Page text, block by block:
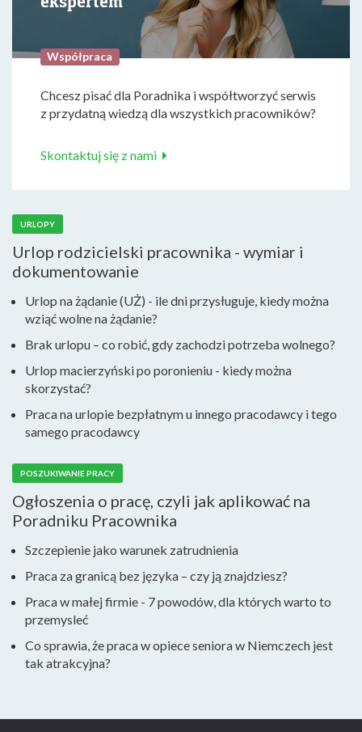
Współpraca
Chcesz pisać dla Poradnika i współtworzyć serwis
z przydatną wiedzą dla wszystkich pracowników?
Skontaktuj się z nami
URLOPY
Urlop rodzicielski pracownika - wymiar i
dokumentowanie
Urlop na żądanie (UŻ) - ile dni przysługuje, kiedy można
wziąć wolne na żądanie?
Brak urlopu – co robić, gdy zachodzi potrzeba wolnego?
Urlop macierzyński po poronieniu - kiedy można
skorzystać?
Praca na urlopie bezpłatnym u innego pracodawcy i tego
samego pracodawcy
POSZUKIWANIE PRACY
Ogłoszenia o pracę, czyli jak aplikować na
Poradniku Pracownika
Szczepienie jako warunek zatrudnienia
Praca za granicą bez języka – czy ją znajdziesz?
Praca w małej firmie - 7 powodów, dla których warto to
przemysleć
Co sprawia, że praca w opiece seniora w Niemczech jest
tak atrakcyjna?